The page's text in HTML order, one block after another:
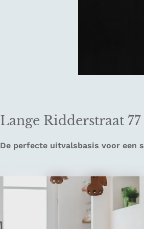
Lange Ridderstraat 77
De perfecte uitvalsbasis voor een